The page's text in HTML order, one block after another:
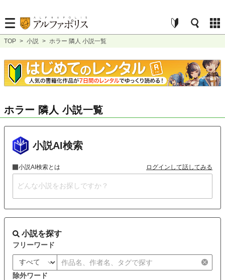
TOP > 小説 > ホラー 隣人 小説一覧
ホラー 隣人 小説一覧
小説AI検索
小説AI検索とは ログインして話してみる
小説を探す
フリーワード
除外ワード